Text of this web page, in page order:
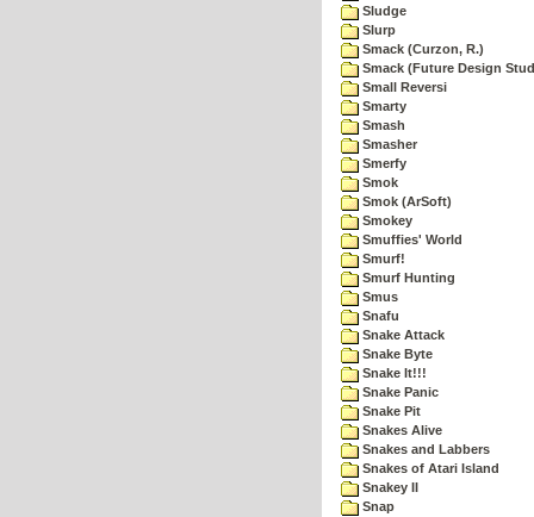
Sludge
Slurp
Smack (Curzon, R.)
Smack (Future Design
Small Reversi
Smarty
Smash
Smasher
Smerfy
Smok
Smok (ArSoft)
Smokey
Smuffies' World
Smurf!
Smurf Hunting
Smus
Snafu
Snake Attack
Snake Byte
Snake It!!!
Snake Panic
Snake Pit
Snakes Alive
Snakes and Labbers
Snakes of Atari Island
Snakey II
Snap